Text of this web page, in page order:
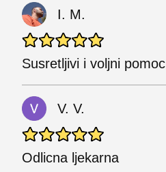
I. M.
Susretljivi i voljni pomoc
V. V.
Odlicna ljekarna